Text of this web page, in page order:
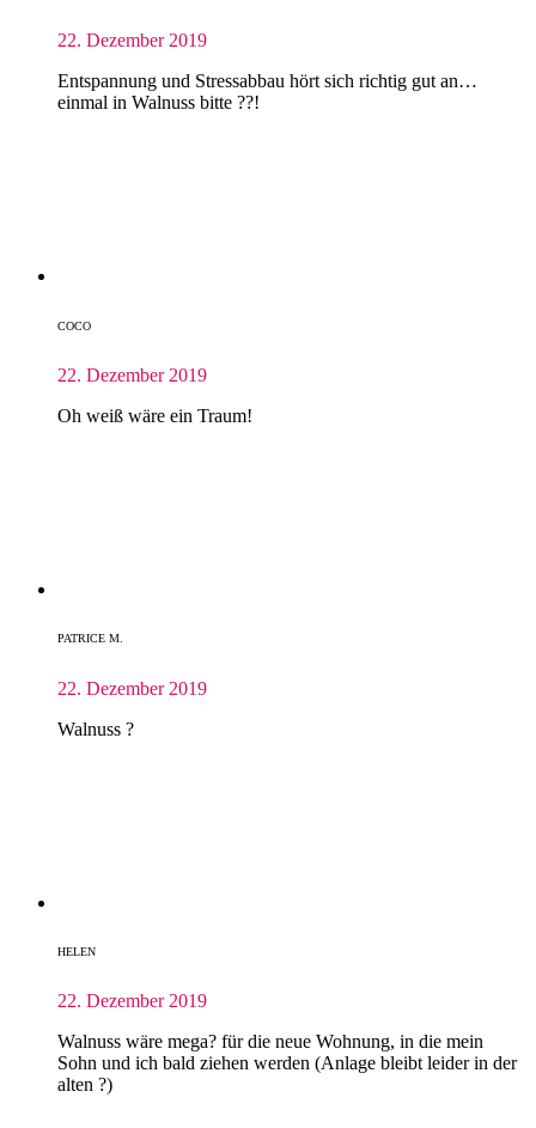
22. Dezember 2019
Entspannung und Stressabbau hört sich richtig gut an…
einmal in Walnuss bitte ??!
COCO
22. Dezember 2019
Oh weiß wäre ein Traum!
PATRICE M.
22. Dezember 2019
Walnuss ?
HELEN
22. Dezember 2019
Walnuss wäre mega? für die neue Wohnung, in die mein
Sohn und ich bald ziehen werden (Anlage bleibt leider in der
alten ?)